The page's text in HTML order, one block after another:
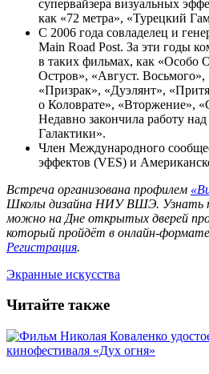
супервайзера визуальных
как «72 метра», «Турецкий
С 2006 года совладелец и
Main Road Post. За эти годы
в таких фильмах, как «Особо
Остров», «Август.
«Призрак», «Дуэлянт»,
о Коловрате», «Вторжение»,
Недавно закончила работу
Галактики».
Член Международного
эффектов (VES) и
Встреча организована профилем
Школы дизайна НИУ ВШЭ. Узнать
можно на Дне открытых дверей
который пройдёт в онлайн-формате
Регистрация.
Экранные искусства
Читайте также